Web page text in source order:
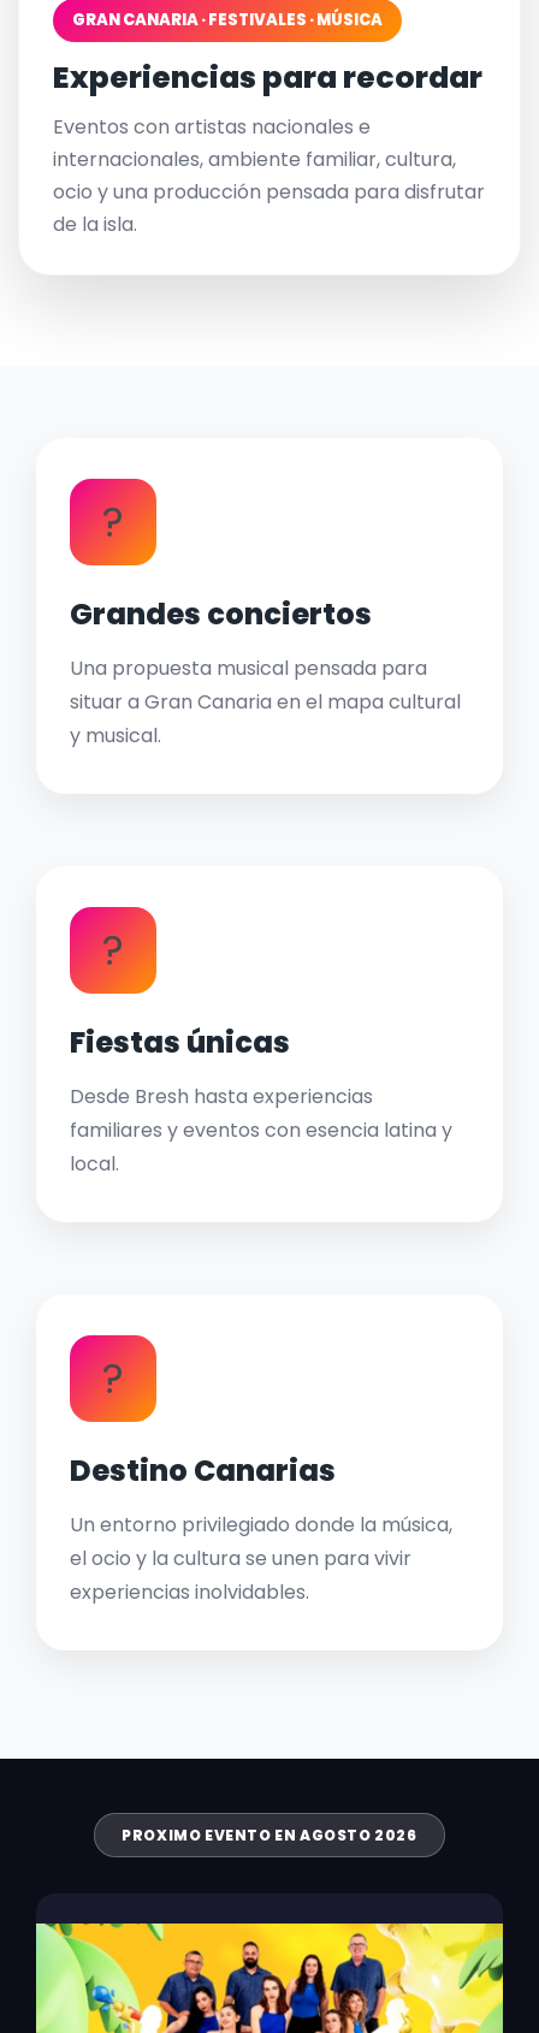
GRAN CANARIA · FESTIVALES · MÚSICA
Experiencias para recordar
Eventos con artistas nacionales e
internacionales, ambiente familiar, cultura,
ocio y una producción pensada para disfrutar
de la isla.
?
Grandes conciertos
Una propuesta musical pensada para
situar a Gran Canaria en el mapa cultural
y musical.
?
Fiestas únicas
Desde Bresh hasta experiencias
familiares y eventos con esencia latina y
local.
?
Destino Canarias
Un entorno privilegiado donde la música,
el ocio y la cultura se unen para vivir
experiencias inolvidables.
PROXIMO EVENTO EN AGOSTO 2026